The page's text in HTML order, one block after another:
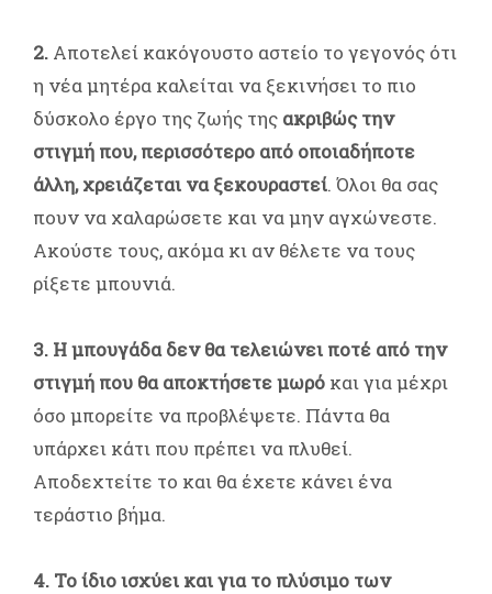
2. Αποτελεί κακόγουστο αστείο το γεγονός ότι
η νέα μητέρα καλείται να ξεκινήσει το πιο
δύσκολο έργο της ζωής της ακριβώς την
στιγμή που, περισσότερο από οποιαδήποτε
άλλη, χρειάζεται να ξεκουραστεί. Όλοι θα σας
πουν να χαλαρώσετε και να μην αγχώνεστε.
Ακούστε τους, ακόμα κι αν θέλετε να τους
ρίξετε μπουνιά.
3. Η μπουγάδα δεν θα τελειώνει ποτέ από την
στιγμή που θα αποκτήσετε μωρό και για μέχρι
όσο μπορείτε να προβλέψετε. Πάντα θα
υπάρχει κάτι που πρέπει να πλυθεί.
Αποδεχτείτε το και θα έχετε κάνει ένα
τεράστιο βήμα.
4. Το ίδιο ισχύει και για το πλύσιμο των